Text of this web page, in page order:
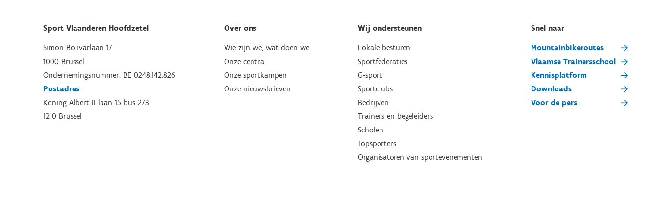
Sport Vlaanderen Hoofdzetel
Simon Bolivarlaan 17
1000 Brussel
Ondernemingsnummer: BE 0248.142.826
Postadres
Koning Albert II-laan 15 bus 273
1210 Brussel
Over ons
Wie zijn we, wat doen we
Onze centra
Onze sportkampen
Onze nieuwsbrieven
Wij ondersteunen
Lokale besturen
Sportfederaties
G-sport
Sportclubs
Bedrijven
Trainers en begeleiders
Scholen
Topsporters
Organisatoren van sportevenementen
Snel naar
Mountainbikeroutes
Vlaamse Trainersschool
Kennisplatform
Downloads
Voor de pers